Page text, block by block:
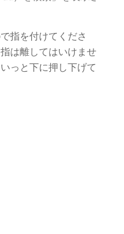
指を付けてくださ
は離してはいけませ
っと下に押し下げて